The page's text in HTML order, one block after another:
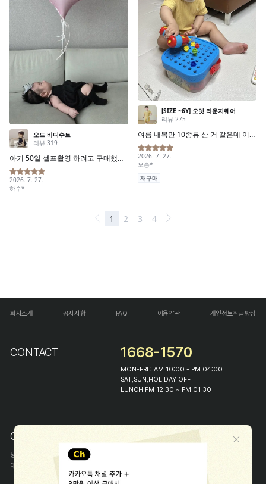
회사소개 공지사항 FAQ 이용약관 개인정보취급방침
CONTACT 1668-1570
MON-FRI : AM 10:00 - PM 04:00
SAT,SUN,HOLIDAY OFF
LUNCH PM 12:30 ~ PM 01:30
COMPANY INFO
상호
(주)해피프린스
대표
TEL
1668-1570